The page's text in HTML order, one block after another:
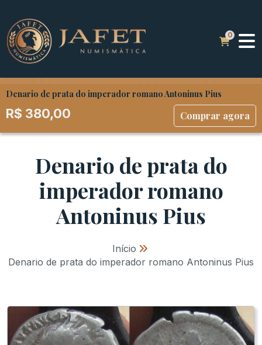
Denario de prata do imperador romano Antoninus Pius
R$ 380,00 Comprar agora
Denario de prata do
imperador romano
Antoninus Pius
Início »
Denario de prata do imperador romano Antoninus Pius